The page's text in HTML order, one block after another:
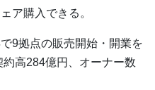
ア購入できる。
9拠点の販売開始・開業を
高284億円、オーナー数